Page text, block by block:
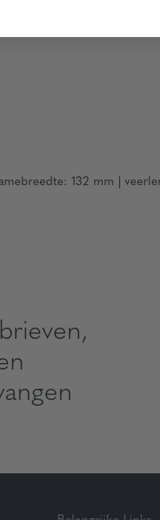
132 mm |